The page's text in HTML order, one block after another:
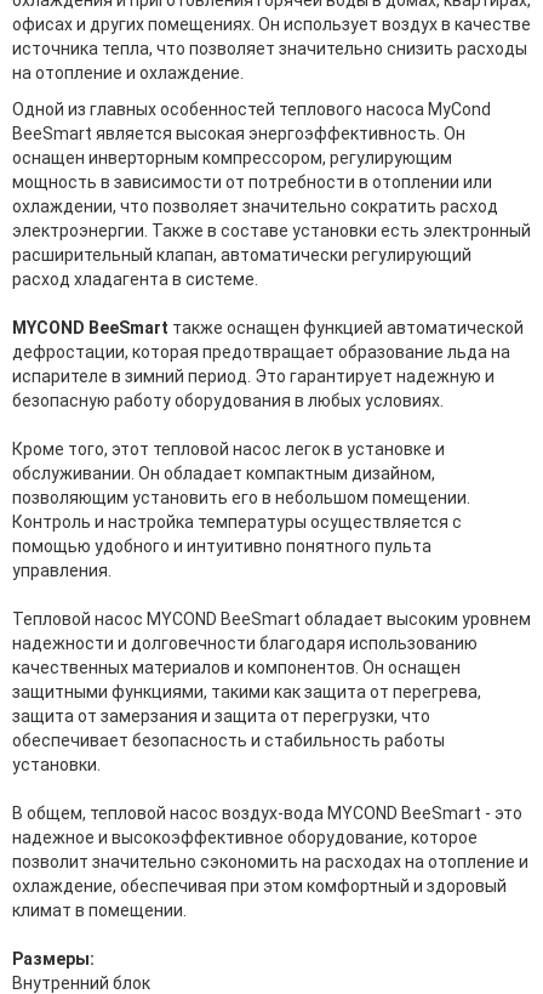
офисах и других помещениях. Он использует воздух в качестве
источника тепла, что позволяет значительно снизить расходы
на отопление и охлаждение.
Одной из главных особенностей теплового насоса MyCond
BeeSmart является высокая энергоэффективность. Он
оснащен инверторным компрессором, регулирующим
мощность в зависимости от потребности в отоплении или
охлаждении, что позволяет значительно сократить расход
электроэнергии. Также в составе установки есть электронный
расширительный клапан, автоматически регулирующий
расход хладагента в системе.
MYCOND BeeSmart также оснащен функцией автоматической
дефростации, которая предотвращает образование льда на
испарителе в зимний период. Это гарантирует надежную и
безопасную работу оборудования в любых условиях.
Кроме того, этот тепловой насос легок в установке и
обслуживании. Он обладает компактным дизайном,
позволяющим установить его в небольшом помещении.
Контроль и настройка температуры осуществляется с
помощью удобного и интуитивно понятного пульта
управления.
Тепловой насос MYCOND BeeSmart обладает высоким уровнем
надежности и долговечности благодаря использованию
качественных материалов и компонентов. Он оснащен
защитными функциями, такими как защита от перегрева,
защита от замерзания и защита от перегрузки, что
обеспечивает безопасность и стабильность работы
установки.
В общем, тепловой насос воздух-вода MYCOND BeeSmart - это
надежное и высокоэффективное оборудование, которое
позволит значительно сэкономить на расходах на отопление и
охлаждение, обеспечивая при этом комфортный и здоровый
климат в помещении.
Размеры:
Внутренний блок